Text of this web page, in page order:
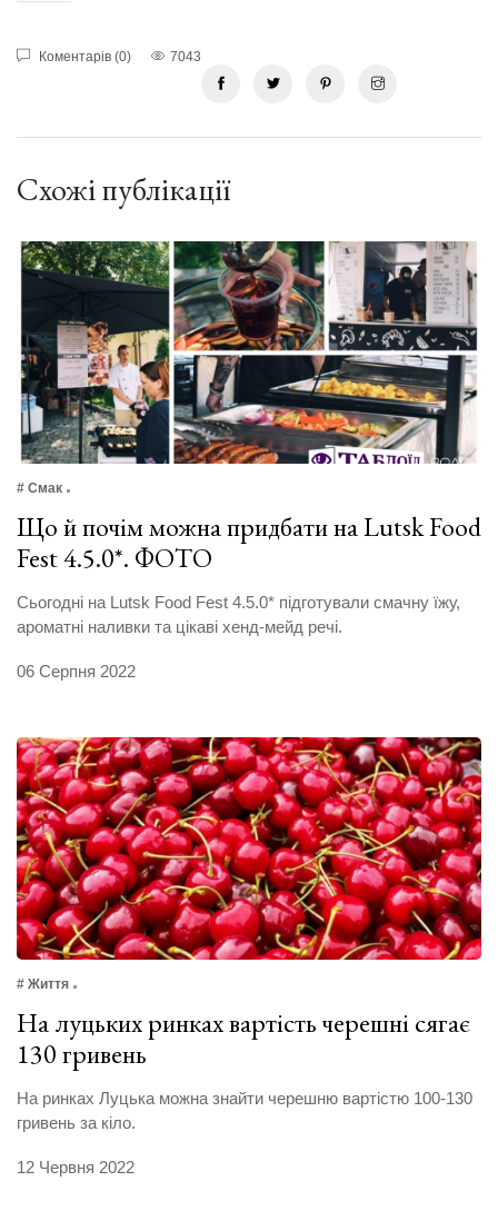
Коментарів (0) 7043
Схожі публікації
# Смак
Що й почім можна придбати на Lutsk Food
Fest 4.5.0*. ФОТО
Сьогодні на Lutsk Food Fest 4.5.0* підготували смачну їжу,
ароматні наливки та цікаві хенд-мейд речі.
06 Серпня 2022
# Життя
На луцьких ринках вартість черешні сягає
130 гривень
На ринках Луцька можна знайти черешню вартістю 100-130
гривень за кіло.
12 Червня 2022